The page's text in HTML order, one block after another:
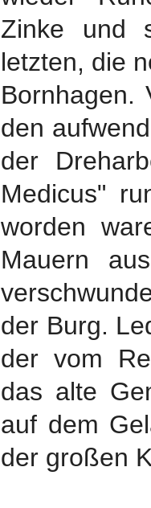
Zinke und
letzten, die
Bornhagen.
den
der
Medicus"
worden
Mauern
der Burg.
der vom
das alte
auf dem
der großen